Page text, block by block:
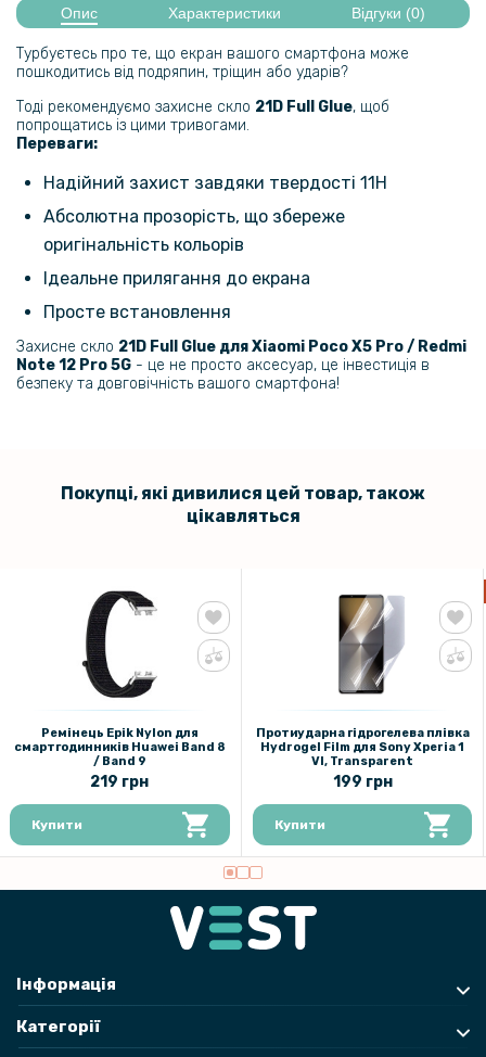
Шкіряний чохол - накладка Leather Hybrid Case для Xiaomi Poco X5
Pro з металевою вставкою
169 грн
199 грн
Pro, Black
269 грн
Чохол-накладка Polished Carbon для Xiaomi Redmi Note 12 Pro 5G /
Poco X5 Pro 5G
237 грн
329 грн
103 грн
129 грн
Захисне скло AMULET 2.5D HD Antistatic для Xiaomi Redmi Note 12
Pro / Poco X5 Pro, Black
119 грн
Захисне скло Tempered Glass 0.3mm для Xiaomi Poco M4 Pro,
Transparent
Опис Характеристики Відгуки (0)
Турбуєтесь про те, що екран вашого смартфона може
пошкодитись від подряпин, тріщин або ударів?
Тоді рекомендуємо захисне скло 21D Full Glue, щоб
попрощатись із цими тривогами.
Переваги:
Надійний захист завдяки твердості 11H
Абсолютна прозорість, що збереже
оригінальність кольорів
Ідеальне прилягання до екрана
Просте встановлення
Захисне скло 21D Full Glue для Xiaomi Poco X5 Pro / Redmi
Note 12 Pro 5G - це не просто аксесуар, це інвестиція в
безпеку та довговічність вашого смартфона!
Покупці, які дивилися цей товар, також
цікавляться
Ремінець Epik Nylon для
смартгодинників Huawei Band 8
/ Band 9
219 грн
Купити
Протиударна гідрогелева плівка
Hydrogel Film для Sony Xperia 1
VI, Transparent
199 грн
Купити
Інформація
Категорії